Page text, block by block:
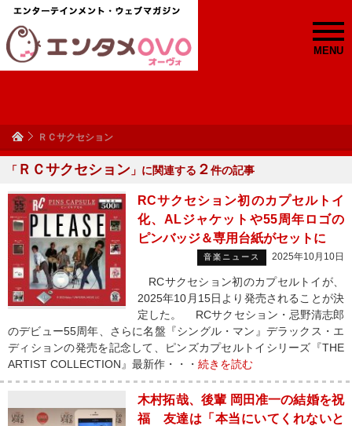
MENU
ＲＣサクセション
「 ＲＣサクセション 」に関連する ２件の記事
RCサクセション初のカプセルトイ
化、ALジャケットや55周年ロゴの
ピンバッジ＆専用台紙がセットに
音楽ニュース 2025年10月10日
RCサクセション初のカプセルトイが、
2025年10月15日より発売されることが決
定した。 RCサクセション・忌野清志郎
のデビュー55周年、さらに名盤『シングル・マン』デラックス・エ
ディションの発売を記念して、ピンズカプセルトイシリーズ『THE
ARTIST COLLECTION』最新作・・・ 続きを読む
木村拓哉、後輩 岡田准一の結婚を祝
福 友達は「本当にいてくれないと